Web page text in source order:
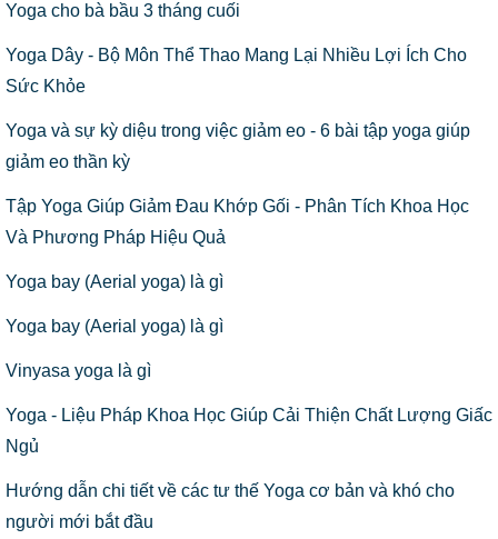
Yoga cho bà bầu 3 tháng cuối
Yoga Dây - Bộ Môn Thể Thao Mang Lại Nhiều Lợi Ích Cho
Sức Khỏe
Yoga và sự kỳ diệu trong việc giảm eo - 6 bài tập yoga giúp
giảm eo thần kỳ
Tập Yoga Giúp Giảm Đau Khớp Gối - Phân Tích Khoa Học
Và Phương Pháp Hiệu Quả
Yoga bay (Aerial yoga) là gì
Yoga bay (Aerial yoga) là gì
Vinyasa yoga là gì
Yoga - Liệu Pháp Khoa Học Giúp Cải Thiện Chất Lượng Giấc
Ngủ
Hướng dẫn chi tiết về các tư thế Yoga cơ bản và khó cho
người mới bắt đầu